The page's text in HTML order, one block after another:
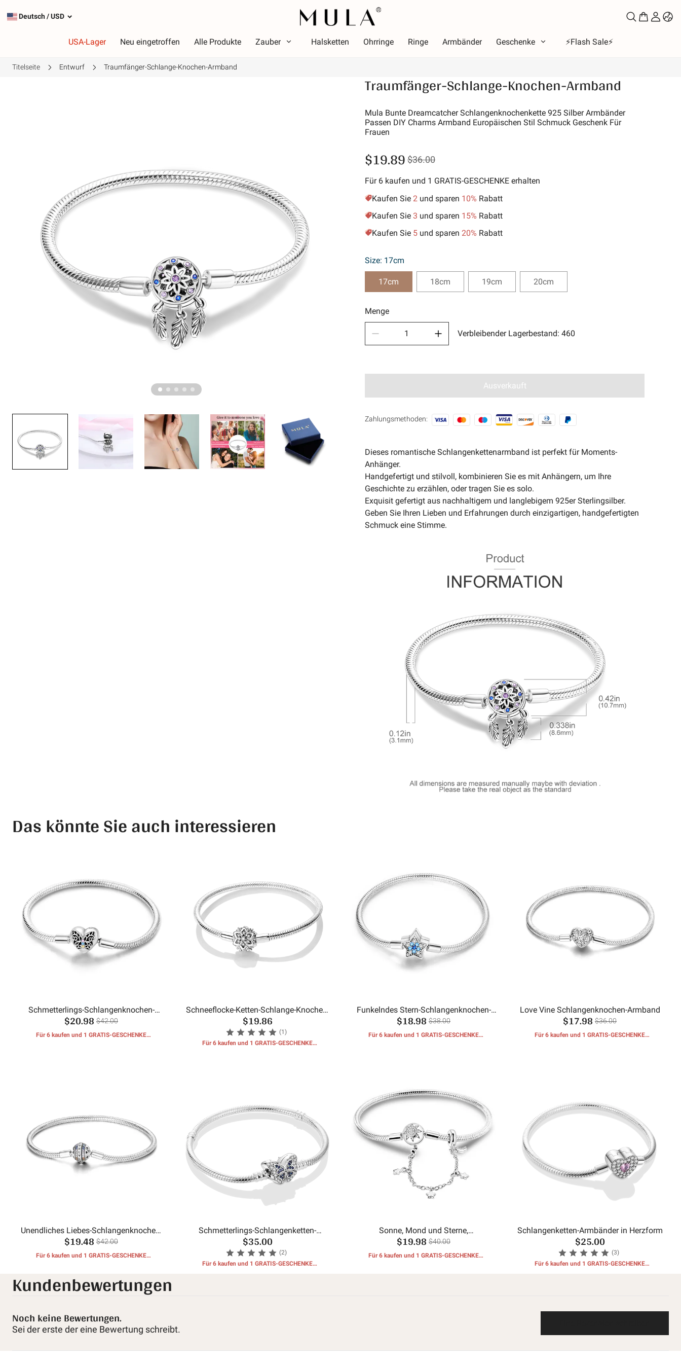
Deutsch/USD
USA-Lager Neu eingetroffen Alle Produkte Zauber Halsketten Ohrringe Ringe Armbänder Geschenke ⚡️Flash Sale⚡️
Thema
Leuchtend
Alphabet
Freunde der Familie
Tiere & Haustiere
Sport
Titelseite Entwurf Traumfänger-Schlange-Knochen-Armband
Traumfänger-Schlange-Knochen-Armband
Mula Bunte Dreamcatcher Schlangenknochenkette 925 Silber Armbänder
Passen DIY Charms Armband Europäischen Stil Schmuck Geschenk Für
Frauen
$19.89 $36.00
Für 6 kaufen und 1 GRATIS-GESCHENKE erhalten
Kaufen Sie 2 und sparen 10% Rabatt
Kaufen Sie 3 und sparen 15% Rabatt
Kaufen Sie 5 und sparen 20% Rabatt
Size: 17cm
17cm 18cm 19cm 20cm
Menge
Verbleibender Lagerbestand:460
Ausverkauft
Zahlungsmethoden:
Dieses romantische Schlangenkettenarmband ist perfekt für Moments-
Anhänger.
Handgefertigt und stilvoll, kombinieren Sie es mit Anhängern, um Ihre
Geschichte zu erzählen, oder tragen Sie es solo.
Exquisit gefertigt aus nachhaltigem und langlebigem 925er Sterlingsilber.
Geben Sie Ihren Lieben und Erfahrungen durch einzigartigen, handgefertigten
Schmuck eine Stimme.
Das könnte Sie auch interessieren
Schmetterlings-Schlangenknochen-
Kettenarmband
$20.98 $42.00
Für 6 kaufen und 1 GRATIS-GESCHENKE
Schneeflocke-Ketten-Schlange-Knochen-
Armband
$19.86
(1)
Für 6 kaufen und 1 GRATIS-GESCHENKE
Funkelndes Stern-Schlangenknochen-
Armband
$18.98 $38.00
Für 6 kaufen und 1 GRATIS-GESCHENKE
Love Vine Schlangenknochen-Armband
$17.98 $36.00
Für 6 kaufen und 1 GRATIS-GESCHENKE
Unendliches Liebes-Schlangenknochen-
Armband
$19.48 $42.00
Für 6 kaufen und 1 GRATIS-GESCHENKE
Schmetterlings-Schlangenketten-
Armbänder
$35.00
(2)
Für 6 kaufen und 1 GRATIS-GESCHENKE
Sonne, Mond und Sterne,
Sicherheitskette, Schlangenknochen-
$19.98 $40.00
Für 6 kaufen und 1 GRATIS-GESCHENKE
Schlangenketten-Armbänder in Herzform
$25.00
(3)
Für 6 kaufen und 1 GRATIS-GESCHENKE
Kundenbewertungen
Noch keine Bewertungen.
Sei der erste der eine Bewertung schreibt.